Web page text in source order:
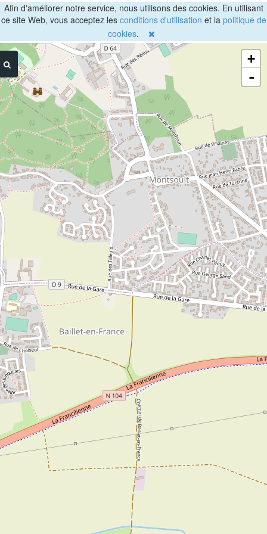
Afin d'améliorer notre service, nous utilisons des cookies. En utilisant
ce site Web, vous acceptez les conditions d'utilisation et la politique de
cookies.
+
-